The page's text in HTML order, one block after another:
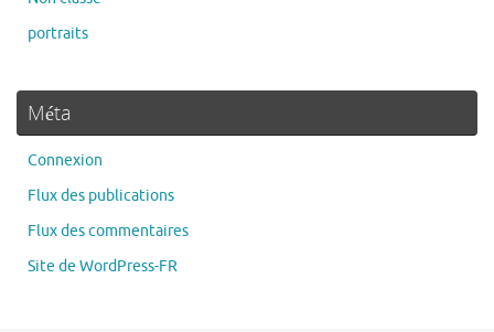
portraits
Méta
Connexion
Flux des publications
Flux des commentaires
Site de WordPress-FR